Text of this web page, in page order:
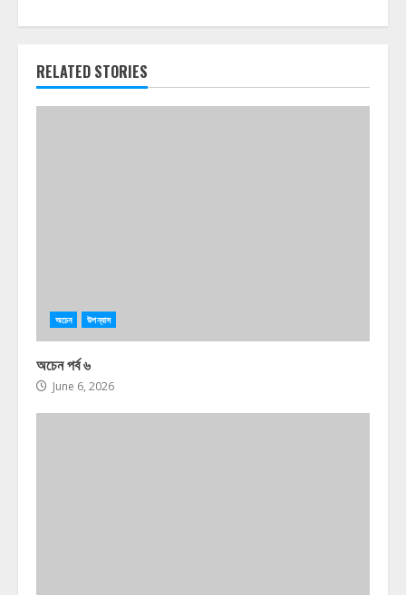
RELATED STORIES
অচেন উপন্যাস
অচেন পর্ব ৬
June 6, 2026